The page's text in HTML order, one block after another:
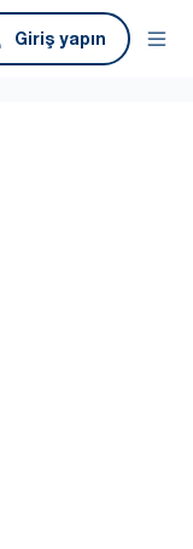
Giriş yapın